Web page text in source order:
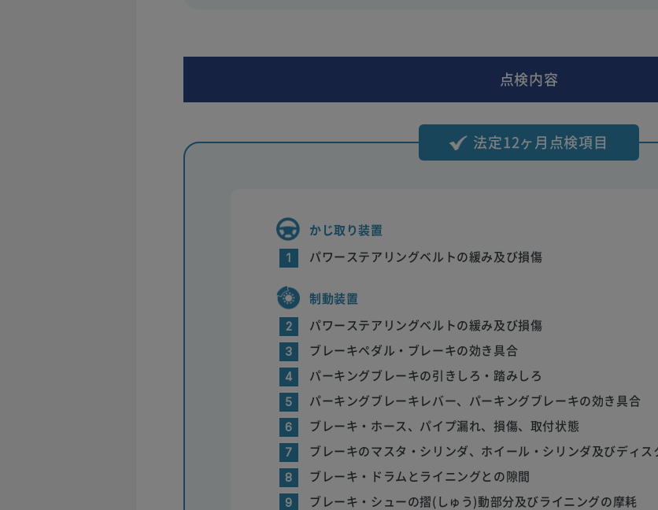
点検内容
法定12ヶ月点検項目
かじ取り装置
1 パワーステアリングベルトの緩み及び損傷
制動装置
2 パワーステアリングベルトの緩み及び損傷
3 ブレーキペダル・ブレーキの効き具合
4 パーキングブレーキの引きしろ・踏みしろ
5 パーキングブレーキレバー、パーキングブレーキの効き具合
6 ブレーキ・ホース、パイプ漏れ、損傷、取付状態
7 ブレーキのマスタ・シリンダ、ホイール・シリンダ及びディ
8 ブレーキ・ドラムとライニングとの隙間
9 ブレーキ・シューの摺(しゅう)動部分及びライニングの摩耗